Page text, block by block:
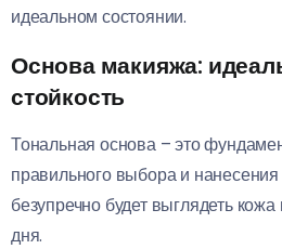
идеальном состоянии.
Основа макияжа:
стойкость
Тональная основа – это
правильного выбора и нанесения
безупречно будет выглядеть
дня.